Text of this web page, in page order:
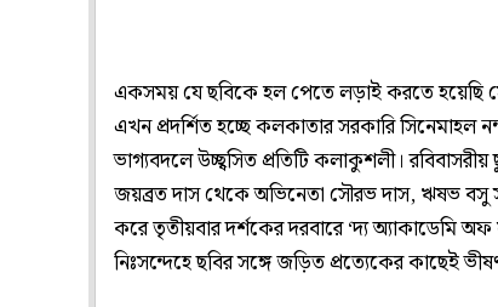
একসময় যে ছবিকে হল পেতে লড়াই করতে হয়েছি
এখন প্রদর্শিত হচ্ছে কলকাতার সরকারি সিনেমাহল
ভাগ্যবদলে উচ্ছ্বসিত প্রতিটি কলাকুশলী।
জয়ব্রত দাস থেকে অভিনেতা সৌরভ দাস, ঋষভ
করে তৃতীয়বার দর্শকের দরবারে ‘দ্য অ্যাকাডেমি
নিঃসন্দেহে ছবির সঙ্গে জড়িত প্রত্যেকের কাছেই